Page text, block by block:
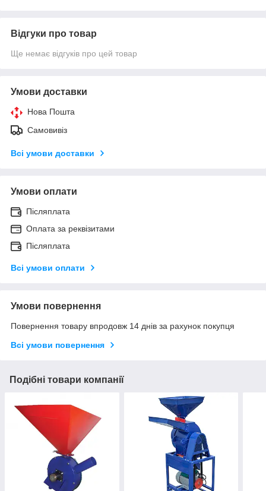
Відгуки про товар
Ще немає відгуків про цей товар
Умови доставки
Нова Пошта
Самовивіз
Всі умови доставки
Умови оплати
Післяплата
Оплата за реквізитами
Післяплата
Всі умови оплати
Умови повернення
Повернення товару впродовж 14 днів за рахунок покупця
Всі умови повернення
Подібні товари компанії